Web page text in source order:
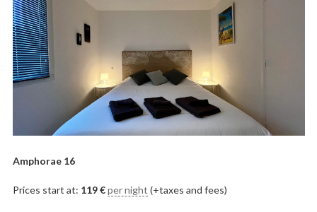
Amphorae 16
Prices start at: 119€ per night (+taxes and fees)